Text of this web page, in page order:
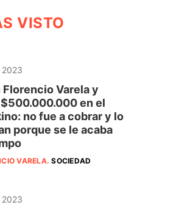
VISTO
2023
Florencio Varela y
en el
no fue a cobrar y lo
porque se le acaba
VARELA.SOCIEDAD
2023